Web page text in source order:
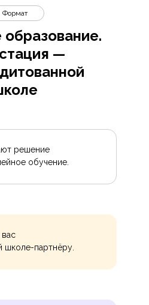
—
Формат
школе-партнёру.
решение
обучение.